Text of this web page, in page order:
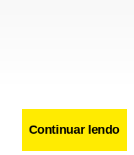
Continuar lendo